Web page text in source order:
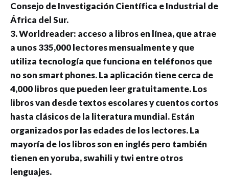
Consejo de Investigación Científica e Industrial de
África del Sur.
3. Worldreader: acceso a libros en línea, que atrae
a unos 335,000 lectores mensualmente y que
utiliza tecnología que funciona en teléfonos que
no son smart phones. La aplicación tiene cerca de
4,000 libros que pueden leer gratuitamente. Los
libros van desde textos escolares y cuentos cortos
hasta clásicos de la literatura mundial. Están
organizados por las edades de los lectores. La
mayoría de los libros son en inglés pero también
tienen en yoruba, swahili y twi entre otros
lenguajes.